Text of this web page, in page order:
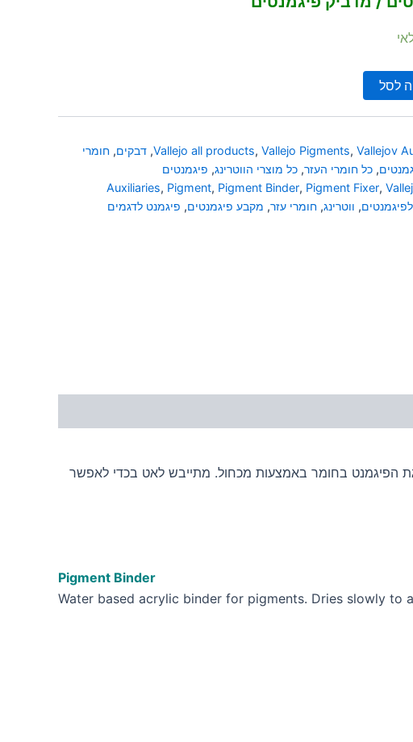
לסל
Vallejo all products, Vallejo Pigments, Vallejov
, דבקים, חומרי
, כל חומרי העזר, כל מוצרי הווטרינג, פיגמנטים
Auxiliaries, Pigment, Pigment Binder, Pigment Fixer,
, ווטרינג, חומרי עזר, מקבע פיגמנטים, פיגמנט לדגמים
הפיגמנט בחומר באמצעות מכחול. מתייבש לאט בכדי לאפשר
Pigment Binder
Water based acrylic binder for pigments. Dries slowly